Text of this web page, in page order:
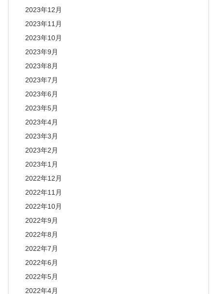
2023年12月
2023年11月
2023年10月
2023年9月
2023年8月
2023年7月
2023年6月
2023年5月
2023年4月
2023年3月
2023年2月
2023年1月
2022年12月
2022年11月
2022年10月
2022年9月
2022年8月
2022年7月
2022年6月
2022年5月
2022年4月